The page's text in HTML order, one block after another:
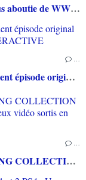
[TEST] WWE 2K26 PS5 : La version la plus aboutie de WWE 2K depuis la pause
[TEST] 007 FIRST LIGHT PS5 : Un excellent épisode original de James Bond avec le savoir-faire de IO INTERACTIVE
[TEST] MARVEL VS CAPCOM FIGHTING COLLECTION : ARCADE CLASSICS PS4 : Des très bons jeux vidéo sortis en arcade de retour à la maison!